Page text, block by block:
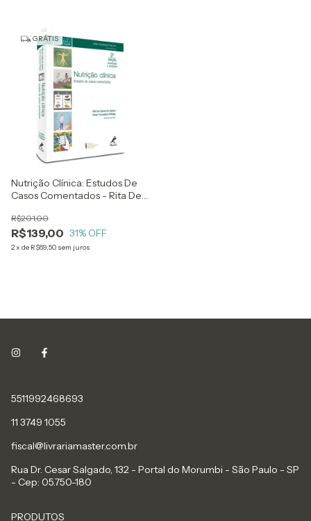
GRÁTIS
Nutrição Clínica: Estudos De
Casos Comentados - Rita De
Tucunduva Philippi
R$139,00
R$201,00
31% OFF
2x de R$69,50 sem juros
5511992468693
11 3749 1055
fiscal@livrariamaster.com.br
Rua Dr. Cesar Salgado, 132 - Portal do Morumbi - São Paulo - SP
- Cep: 05.750-180
PRODUTOS